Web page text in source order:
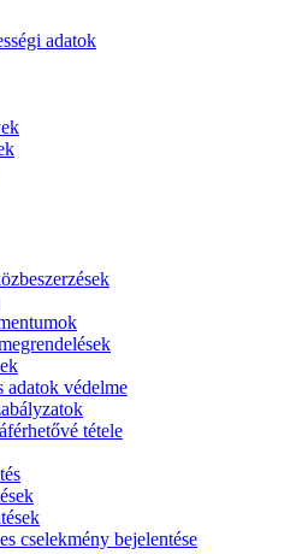
adatok
adatok védelme
tétele
cselekmény bejelentése